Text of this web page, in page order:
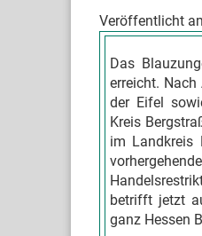
Veröffentlicht
Das
erreicht.
der Eifel
Kreis
im Landkreis
betrifft jetzt
ganz Hessen